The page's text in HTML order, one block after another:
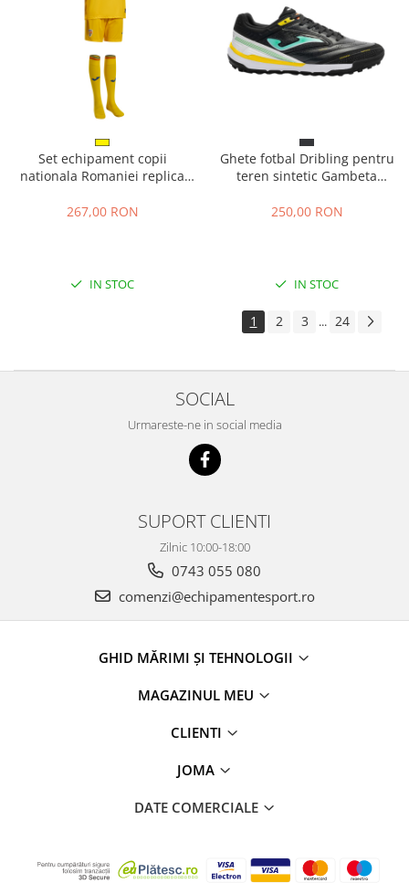
Set echipament copii
nationala Romaniei replica
267,00 RON
IN STOC
Ghete fotbal Dribling pentru
teren sintetic Gambeta
250,00 RON
IN STOC
1 2 3 ... 24
SOCIAL
Urmareste-ne in social media
SUPORT CLIENTI
Zilnic 10:00-18:00
0743 055 080
comenzi@echipamentesport.ro
GHID MĂRIMI ȘI TEHNOLOGII
MAGAZINUL MEU
CLIENTI
JOMA
DATE COMERCIALE